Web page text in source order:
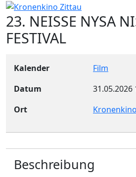
23. NEISSE NYSA
FESTIVAL
Kalender
Film
Datum
31.05.2026
Ort
Beschreibung